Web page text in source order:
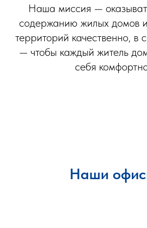
Наша миссия —
содержанию жилых домов
территорий качественно, в
— чтобы каждый житель
себя
Наши